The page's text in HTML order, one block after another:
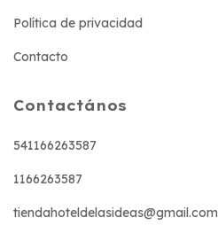
Política de privacidad
Contacto
Contactános
541166263587
1166263587
tiendahoteldelasideas@gmail.com